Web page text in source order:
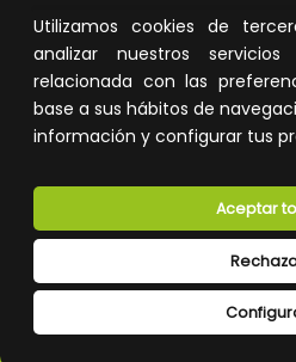
Utilizamos cookies de
analizar nuestros
relacionada con las
base a sus hábitos de
información y configurar tus
Aceptar
Atención al cliente